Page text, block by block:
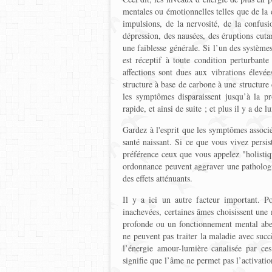
mentales ou émotionnelles telles que de la
impulsions, de la nervosité, de la
dépression, des nausées, des éruptions
une faiblesse générale. Si l’un des
est réceptif à toute condition
affections sont dues aux vibrations
structure à base de carbone à une
les symptômes disparaissent jusqu’à la
rapide, et ainsi de suite ; et plus il y a de
Gardez à l'esprit que les symptômes
santé naissant. Si ce que vous vivez
préférence ceux que vous appelez
ordonnance peuvent aggraver une
des effets atténuants.
Il y a ici un autre facteur important.
inachevées, certaines âmes choisissent
profonde ou un fonctionnement mental
ne peuvent pas traiter la maladie avec
l’énergie amour-lumière canalisée par
signifie que l’âme ne permet pas